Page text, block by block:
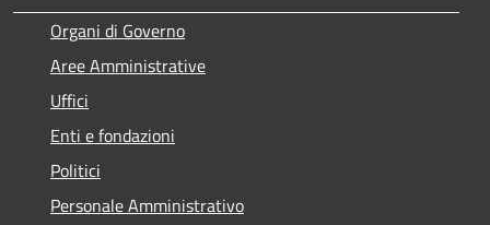
Organi di Governo
Aree Amministrative
Uffici
Enti e fondazioni
Politici
Personale Amministrativo